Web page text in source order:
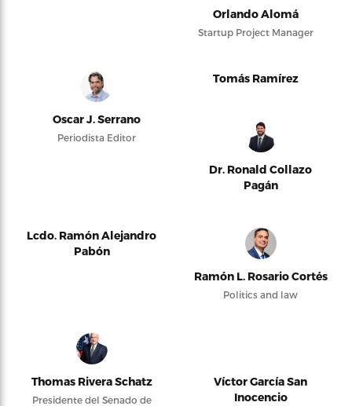
Orlando Alomá
Startup Project Manager
Oscar J. Serrano
Periodista Editor
Tomás Ramírez
Dr. Ronald Collazo
Pagán
Lcdo. Ramón Alejandro
Pabón
Ramón L. Rosario Cortés
Politics and law
Thomas Rivera Schatz
Presidente del Senado de
Víctor García San
Inocencio